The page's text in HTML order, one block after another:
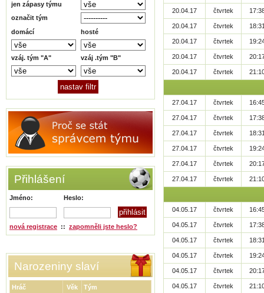
jen zápasy týmu
označit tým
domácí
hosté
vzáj. tým "A" vzáj .tým "B"
Přihlášení
Jméno: Heslo:
nová registrace :: zapomněli jste heslo?
Narozeniny slaví
Hráč Věk Tým
20.04.17 čtvrtek
20.04.17 čtvrtek
20.04.17 čtvrtek
20.04.17 čtvrtek
20.04.17 čtvrtek
27.04.17 čtvrtek
27.04.17 čtvrtek
27.04.17 čtvrtek
27.04.17 čtvrtek
27.04.17 čtvrtek
27.04.17 čtvrtek
04.05.17 čtvrtek
04.05.17 čtvrtek
04.05.17 čtvrtek
04.05.17 čtvrtek
04.05.17 čtvrtek
04.05.17 čtvrtek